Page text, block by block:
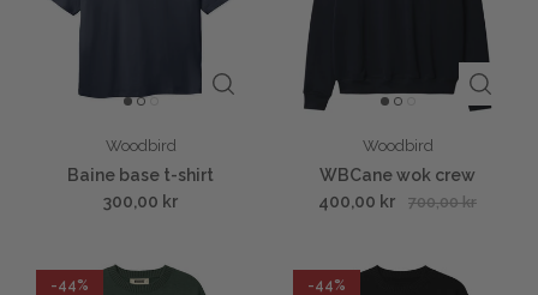
Woodbird
Baine base t-shirt
300,00 kr
Woodbird
WBCane wok crew
400,00 kr
700,00 kr
-44% -44%